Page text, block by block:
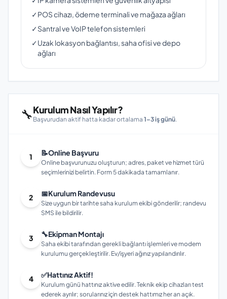
✓POS cihazı, ödeme terminali ve mağaza ağları
✓Santral ve VoIP telefon sistemleri
✓Uzak lokasyon bağlantısı, saha ofisi ve depo
ağları
🔧Kurulum Nasıl Yapılır?
Başvurudan aktif hatta kadar ortalama 1–3 iş günü.
1 📝Online Başvuru
Online başvurunuzu oluşturun; adres, paket ve hizmet türü
seçimlerinizi belirtin. Form 5 dakikada tamamlanır.
2 📅Kurulum Randevusu
Size uygun bir tarihte saha kurulum ekibi gönderilir; randevu
SMS ile bildirilir.
3 🔧Ekipman Montajı
Saha ekibi tarafından gerekli bağlantı işlemleri ve modem
kurulumu gerçekleştirilir. Ev/işyeri ağınız yapılandırılır.
4 ✅Hattınız Aktif!
Kurulum günü hattınız aktive edilir. Teknik ekip cihazları test
ederek ayrılır; sorularınız için destek hattımız her an açık.